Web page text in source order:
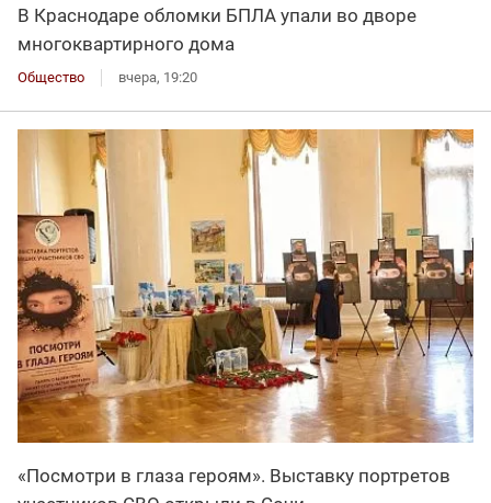
В Краснодаре обломки БПЛА упали во дворе
многоквартирного дома
Общество вчера, 19:20
«Посмотри в глаза героям». Выставку портретов